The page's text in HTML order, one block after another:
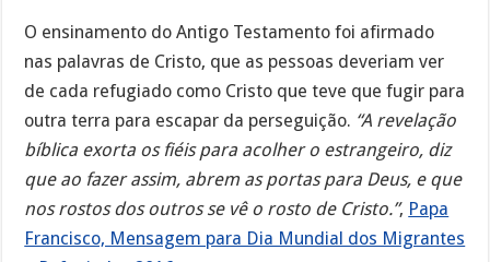
O ensinamento do Antigo Testamento foi afirmado
nas palavras de Cristo, que as pessoas deveriam ver
de cada refugiado como Cristo que teve que fugir para
outra terra para escapar da perseguição. “A revelação
bíblica exorta os fiéis para acolher o estrangeiro, diz
que ao fazer assim, abrem as portas para Deus, e que
nos rostos dos outros se vê o rosto de Cristo.”, Papa
Francisco, Mensagem para Dia Mundial dos Migrantes